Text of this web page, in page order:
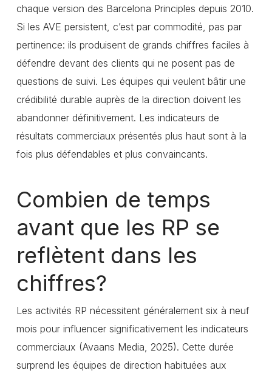
chaque version des Barcelona Principles depuis 2010.
Si les AVE persistent, c’est par commodité, pas par
pertinence: ils produisent de grands chiffres faciles à
défendre devant des clients qui ne posent pas de
questions de suivi. Les équipes qui veulent bâtir une
crédibilité durable auprès de la direction doivent les
abandonner définitivement. Les indicateurs de
résultats commerciaux présentés plus haut sont à la
fois plus défendables et plus convaincants.
Combien de temps
avant que les RP se
reflètent dans les
chiffres?
Les activités RP nécessitent généralement six à neuf
mois pour influencer significativement les indicateurs
commerciaux (Avaans Media, 2025). Cette durée
surprend les équipes de direction habituées aux